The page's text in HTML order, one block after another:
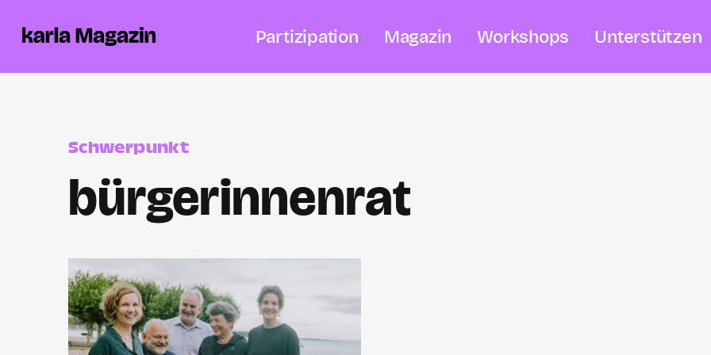
Partizipation Magazin Workshops Unterstützen
Schwerpunkt
bürgerinnenrat